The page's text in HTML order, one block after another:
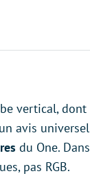
vertical, dont
avis universel
du One. Dans
pas RGB.